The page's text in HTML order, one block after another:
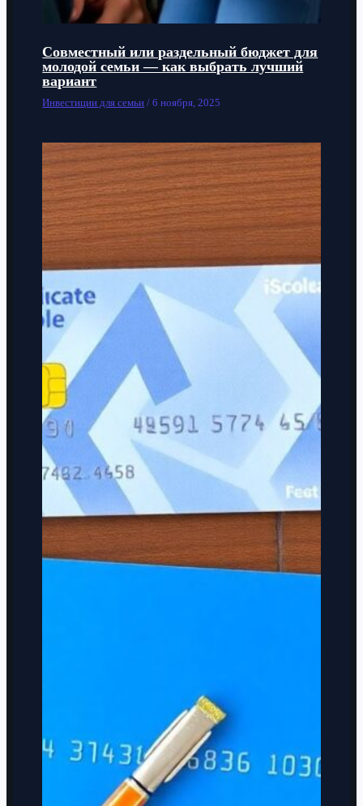
Совместный или раздельный бюджет для
молодой семьи — как выбрать лучший
вариант
Инвестиции для семьи /6 ноября, 2025